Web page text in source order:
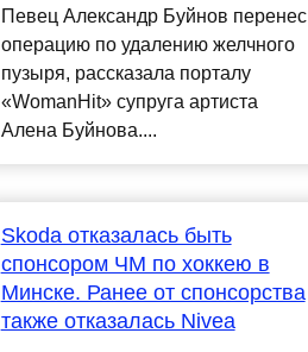
Певец Александр Буйнов перенес
операцию по удалению желчного
пузыря, рассказала порталу
«WomanHit» супруга артиста
Алена Буйнова....
Skoda отказалась быть
спонсором ЧМ по хоккею в
Минске. Ранее от спонсорства
также отказалась Nivea